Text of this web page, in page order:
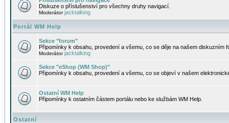
Diskuze o příslušenství pro všechny druhy navigací.
Moderátorjacktalking
Portál WM Help
Sekce "forum"
Připomínky k obsahu, provedení a všemu, co se děje na našem diskuzním
Moderátorjacktalking
Sekce "eShop (WM Shop)"
Připomínky k obsahu, provedení a všemu, co se objeví v našem
Ostatní WM Help
Připomínky k ostatním částem portálu nebo ke službám WM Help.
Ostatní